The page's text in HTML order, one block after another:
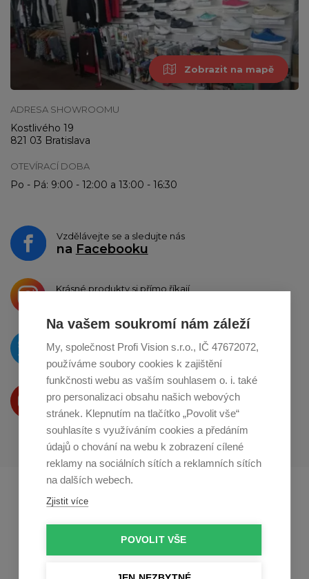
Zobrazit na mapě
ADRESA SHOWROOMU
Kostlivého 19
821 03 Bratislava
OTEVÍRACÍ DOBA
Po - Pá: 9:00 - 12:00 a 13:00 - 16:30
Vzdělávejte se a sledujte nás
na Facebooku
Krásné produkty si přímo říkají
O novinkách píšeme
naTwitteru
Produkty Vám představujeme
na Youtube
Profikuchar.sk
Na vašem soukromí nám záleží
My, společnost Profi Vision s.r.o., IČ 47672072,
používáme soubory cookies k zajištění
funkčnosti webu as vaším souhlasem o. i. také
pro personalizaci obsahu našich webových
stránek. Klepnutím na tlačítko „Povolit vše“
souhlasíte s využíváním cookies a předáním
údajů o chování na webu k zobrazení cílené
reklamy na sociálních sítích a reklamních sítích
na dalších webech.
Zjistit více
POVOLIT VŠE